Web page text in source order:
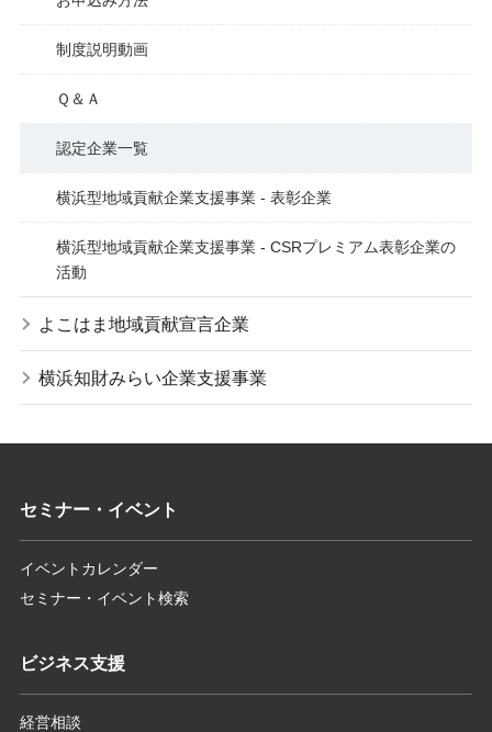
制度説明動画
Ｑ＆Ａ
認定企業一覧
横浜型地域貢献企業支援事業 - 表彰企業
横浜型地域貢献企業支援事業 - CSRプレミアム表彰企業の
活動
よこはま地域貢献宣言企業
横浜知財みらい企業支援事業
セミナー・イベント
イベントカレンダー
セミナー・イベント検索
ビジネス支援
経営相談